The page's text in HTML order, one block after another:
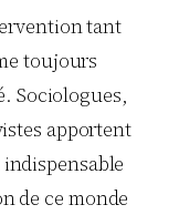
tant
toujours
Sociologues,
apportent
de ce monde